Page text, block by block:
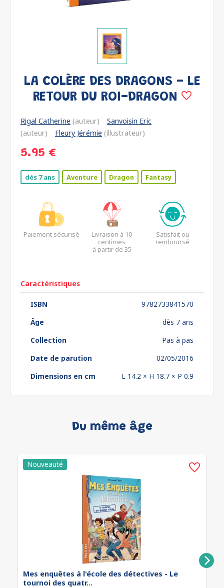
LA COLÈRE DES DRAGONS - LE
RETOUR DU ROI-DRAGON
Rigal Catherine (auteur)
Sanvoisin Eric
(auteur)
Fleury Jérémie (illustrateur)
5.95 €
dès 7 ans Aventure Dragon Fantasy
Paiement sécurisé
Livraison à 10
centimes
à partir de 35
Satisfait ou
remboursé
Caractéristiques
ISBN
9782733841570
Âge
dès 7 ans
Collection
Pas à pas
Date de parution
02/05/2016
Dimensions en cm
L 14.2 × H 18.7 × P 0.9
Du même âge
Mes enquêtes à l'école des détectives - Le
tournoi des quatr...